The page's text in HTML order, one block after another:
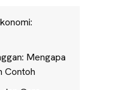
Mengapa
Contoh